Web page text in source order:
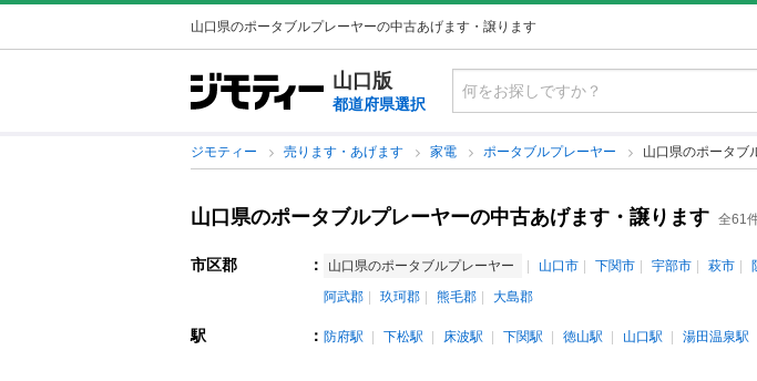
山口県のポータブルプレーヤーの中古あげます・譲ります
山口版
都道府県選択
ジモティー 売ります・あげます 家電 ポータブルプレーヤー 山口県のポータブ
山口県のポータブルプレーヤーの中古あげます・譲ります 全61
市区郡 ： 山口県のポータブルプレーヤー 山口市 下関市 宇部市 萩市
阿武郡
玖珂郡 熊毛郡 大島郡
駅 ： 防府駅 下松駅 床波駅 下関駅 徳山駅 山口駅 湯田温泉駅